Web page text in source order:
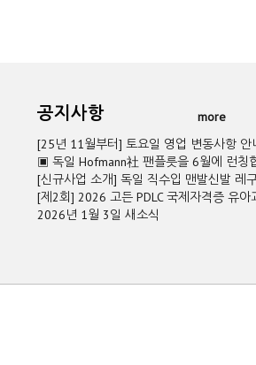
공지사항
more
[25년 11월부터] 토요일 영업 변동사항 안
▣ 독일 Hofmann社 팬플릇을 6월에 런칭
[신규사업 소개] 독일 직수입 맨발신발 레
[제2회] 2026 고든 PDLC 국제자격증 유아
2026년 1월 3일 새소식